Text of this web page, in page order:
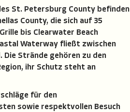
St. Petersburg County befinden
County, die sich auf 35
bis Clearwater Beach
Waterway fließt zwischen
Die Strände gehören zu den
ihr Schutz steht an
für den
sowie respektvollen Besuch